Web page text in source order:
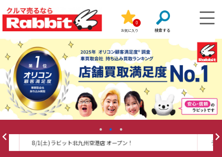
お気に入り
0
ラビカーLINEスタンプ好評販売中！